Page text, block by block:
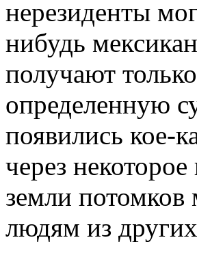
нерезиденты
нибудь
получают
определенную
появились кое-
через
земли потомков
людям из